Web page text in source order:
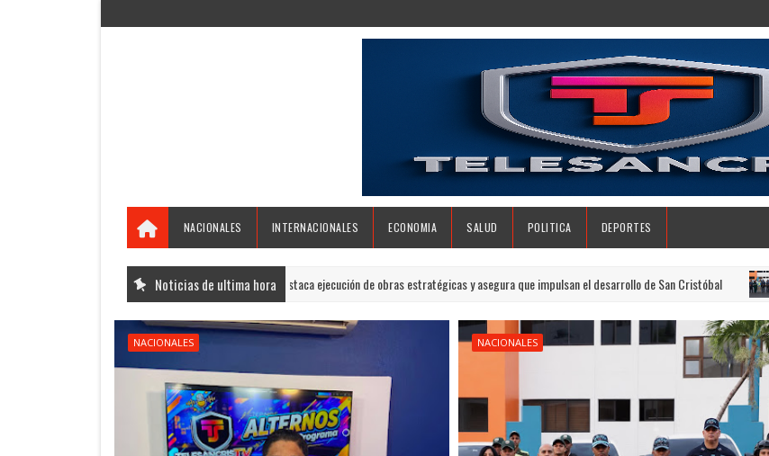
NACIONALES INTERNACIONALES ECONOMIA SALUD POLITICA DEPORTES
Noticias de ultima hora
Senador Gustavo Lara destaca ejecución de obras estratégicas y asegura que impulsan el desarrollo de San Cristóbal NACIONALES
NACIONALES NACIONALES